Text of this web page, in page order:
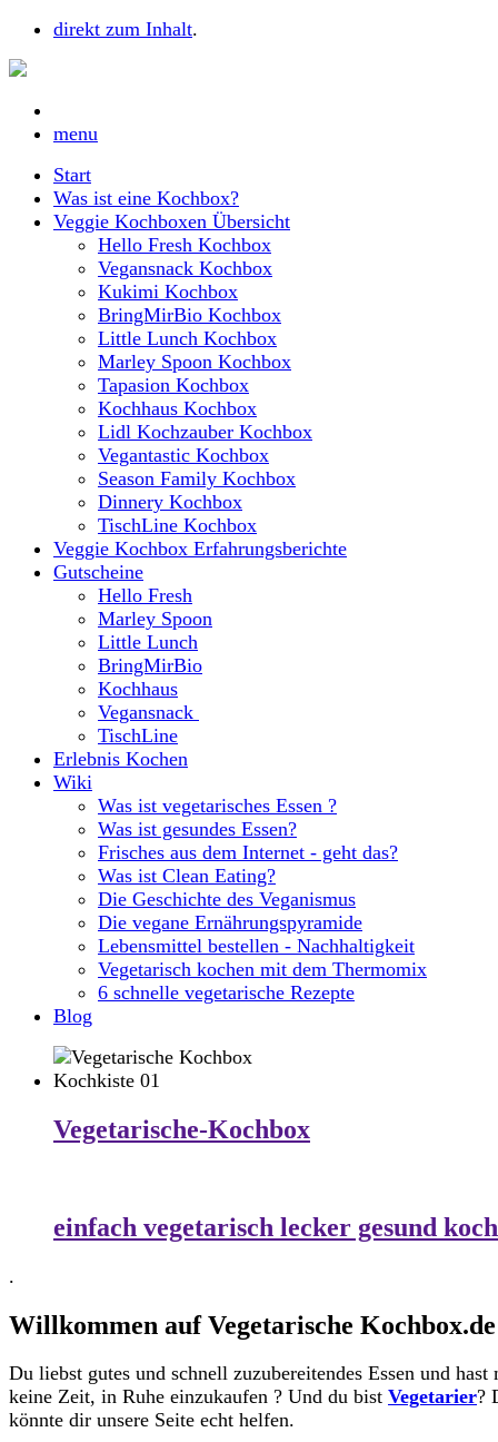
direkt zum Inhalt.
menu
Start
Was ist eine Kochbox?
Veggie Kochboxen Übersicht
Hello Fresh Kochbox
Vegansnack Kochbox
Kukimi Kochbox
BringMirBio Kochbox
Little Lunch Kochbox
Marley Spoon Kochbox
Tapasion Kochbox
Kochhaus Kochbox
Lidl Kochzauber Kochbox
Vegantastic Kochbox
Season Family Kochbox
Dinnery Kochbox
TischLine Kochbox
Veggie Kochbox Erfahrungsberichte
Gutscheine
Hello Fresh
Marley Spoon
Little Lunch
BringMirBio
Kochhaus
Vegansnack
TischLine
Erlebnis Kochen
Wiki
Was ist vegetarisches Essen ?
Was ist gesundes Essen?
Frisches aus dem Internet - geht das?
Was ist Clean Eating?
Die Geschichte des Veganismus
Die vegane Ernährungspyramide
Lebensmittel bestellen - Nachhaltigkeit
Vegetarisch kochen mit dem Thermomix
6 schnelle vegetarische Rezepte
Blog
Vegetarische-Kochbox
einfach vegetarisch lecker gesund
.
Willkommen auf Vegetarische Kochbox.de
Du liebst gutes und schnell zuzubereitendes Essen und hast
keine Zeit, in Ruhe einzukaufen ? Und du bist Vegetarier?
könnte dir unsere Seite echt helfen.